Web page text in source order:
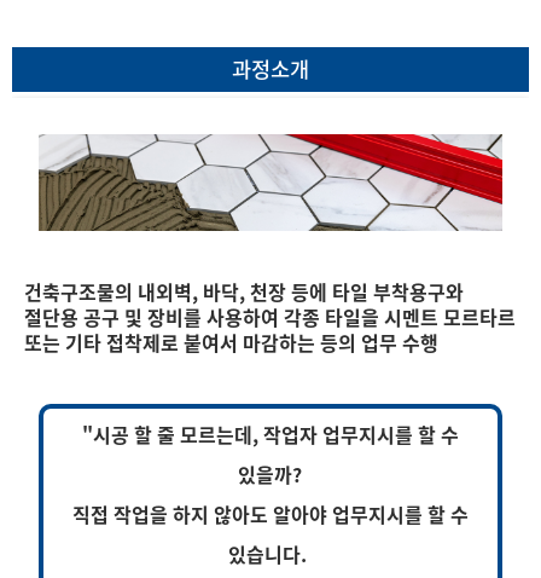
과정소개
건축구조물의 내외벽, 바닥, 천장 등에 타일 부착용구와
절단용 공구 및 장비를 사용하여 각종 타일을 시멘트 모르타르
또는 기타 접착제로 붙여서 마감하는 등의 업무 수행
"시공 할 줄 모르는데, 작업자 업무지시를 할 수
있을까?
직접 작업을 하지 않아도 알아야 업무지시를 할 수
있습니다.